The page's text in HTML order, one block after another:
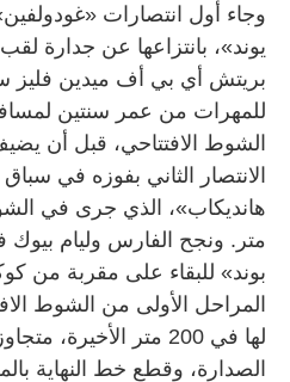
وجاء أول انتصارات
يوند»، بانتزاعها عن جدارة
بريتش أي بي أف ميدين
الشوط الافتتاحي، قبل أن
متر. ونجح الفارس وليام بيوك
بوند» للبقاء على مقربة من
المراحل الأولى من الشوط
لها في 200 متر الأخيرة،
الصدارة، وقطع خط النهاية